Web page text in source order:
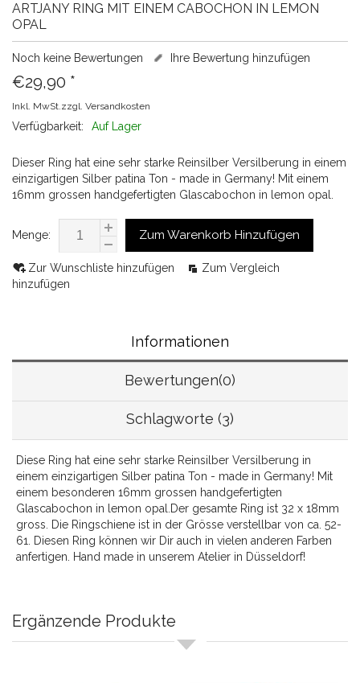
ARTJANY RING MIT EINEM CABOCHON IN LEMON
OPAL
Noch keine Bewertungen Ihre Bewertung hinzufügen
€29,90 *
Inkl. MwSt.zzgl. Versandkosten
Verfügbarkeit: Auf Lager
Dieser Ring hat eine sehr starke Reinsilber Versilberung in einem
einzigartigen Silber patina Ton - made in Germany! Mit einem
16mm grossen handgefertigten Glascabochon in lemon opal.
Menge: Zum Warenkorb Hinzufügen
Zur Wunschliste hinzufügen
Zum Vergleich
hinzufügen
Informationen
Bewertungen(0)
Schlagworte (3)
Diese Ring hat eine sehr starke Reinsilber Versilberung in
einem einzigartigen Silber patina Ton - made in Germany! Mit
einem besonderen 16mm grossen handgefertigten
Glascabochon in lemon opal.Der gesamte Ring ist 32 x 18mm
gross. Die Ringschiene ist in der Grösse verstellbar von ca. 52-
61. Diesen Ring können wir Dir auch in vielen anderen Farben
anfertigen. Hand made in unserem Atelier in Düsseldorf!
Ergänzende Produkte